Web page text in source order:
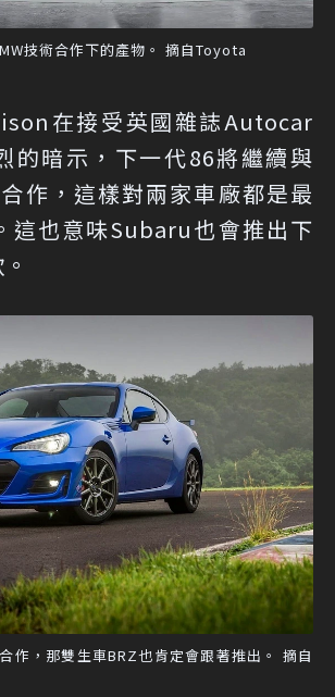
技術合作下的產物。 摘自Toyota
在接受英國雜誌Autocar
的暗示，下一代86將繼續與
作，這樣對兩家車廠都是最
這也意味Subaru也會推出下
作，那雙生車BRZ也肯定會跟著推出。 摘自